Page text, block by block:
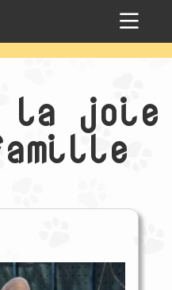
joie